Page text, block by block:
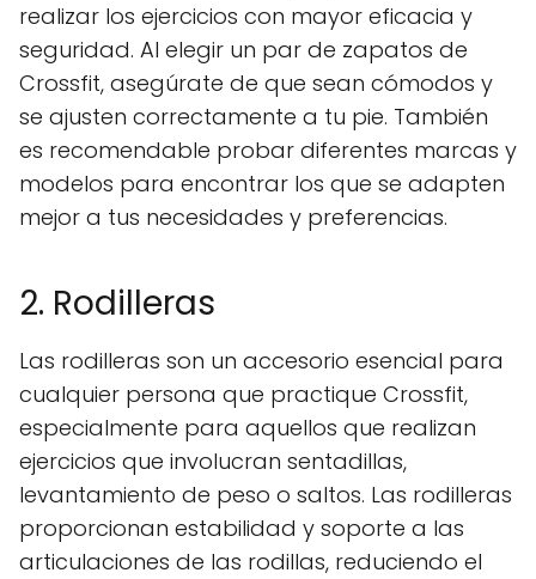
realizar los ejercicios con mayor eficacia y
seguridad. Al elegir un par de zapatos de
Crossfit, asegúrate de que sean cómodos y
se ajusten correctamente a tu pie. También
es recomendable probar diferentes marcas y
modelos para encontrar los que se adapten
mejor a tus necesidades y preferencias.
2. Rodilleras
Las rodilleras son un accesorio esencial para
cualquier persona que practique Crossfit,
especialmente para aquellos que realizan
ejercicios que involucran sentadillas,
levantamiento de peso o saltos. Las rodilleras
proporcionan estabilidad y soporte a las
articulaciones de las rodillas, reduciendo el